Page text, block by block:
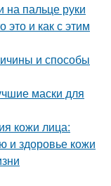
пальце руки
это и как с этим
и способы
маски для
кожи лица:
и здоровье кожи